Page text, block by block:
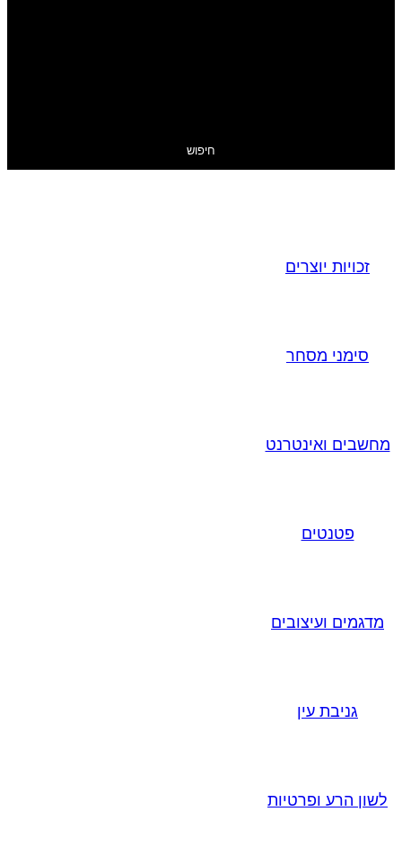
חיפוש
זכויות יוצרים
סימני מסחר
מחשבים ואינטרנט
פטנטים
מדגמים ועיצובים
גניבת עין
לשון הרע ופרטיות